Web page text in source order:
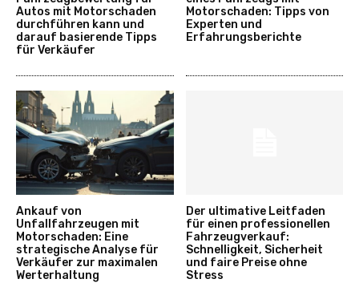
Autos mit Motorschaden
durchführen kann und
darauf basierende Tipps
für Verkäufer
Motorschaden: Tipps von
Experten und
Erfahrungsberichte
Ankauf von
Unfallfahrzeugen mit
Motorschaden: Eine
strategische Analyse für
Verkäufer zur maximalen
Werterhaltung
Der ultimative Leitfaden
für einen professionellen
Fahrzeugverkauf:
Schnelligkeit, Sicherheit
und faire Preise ohne
Stress